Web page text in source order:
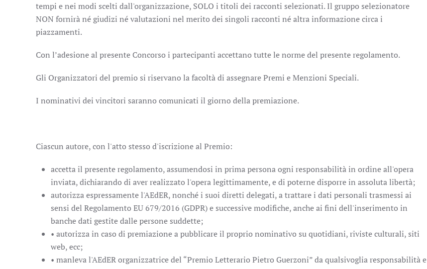
tempi e nei modi scelti dall'organizzazione, SOLO i titoli dei racconti selezionati. Il gruppo selezionatore
NON fornirà né giudizi né valutazioni nel merito dei singoli racconti né altra informazione circa i
piazzamenti.
Con l’adesione al presente Concorso i partecipanti accettano tutte le norme del presente regolamento.
Gli Organizzatori del premio si riservano la facoltà di assegnare Premi e Menzioni Speciali.
I nominativi dei vincitori saranno comunicati il giorno della premiazione.
Ciascun autore, con l'atto stesso d'iscrizione al Premio:
accetta il presente regolamento, assumendosi in prima persona ogni responsabilità in ordine all'opera
inviata, dichiarando di aver realizzato l'opera legittimamente, e di poterne disporre in assoluta libertà;
autorizza espressamente l'AEdER, nonché i suoi diretti delegati, a trattare i dati personali trasmessi ai
sensi del Regolamento EU 679/2016 (GDPR) e successive modifiche, anche ai fini dell'inserimento in
banche dati gestite dalle persone suddette;
• autorizza in caso di premiazione a pubblicare il proprio nominativo su quotidiani, riviste culturali, siti
web, ecc;
• manleva l'AEdER organizzatrice del “Premio Letterario Pietro Guerzoni” da qualsivoglia responsabilità e